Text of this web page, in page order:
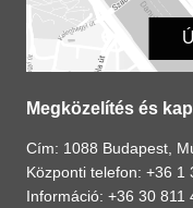
Megközelítés és
Cím: 1088 Budapest,
Központi telefon: +36 1
Információ: +36 30 811